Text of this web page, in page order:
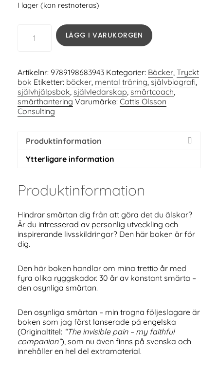
I lager (kan restnoteras)
LÄGG I VARUKORGEN
Artikelnr: 9789198683943 Kategorier: Böcker, Tryckt
bok Etiketter: böcker, mental träning, självbiografi,
självhjälpsbok, självledarskap, smärtcoach,
smärthantering Varumärke: Cattis Olsson
Consulting
Produktinformation
Ytterligare information
Produktinformation
Hindrar smärtan dig från att göra det du älskar?
Är du intresserad av personlig utveckling och
inspirerande livsskildringar? Den här boken är för
dig.
Den här boken handlar om mina trettio år med
fyra olika ryggskador. 30 år av konstant smärta –
den osynliga smärtan.
Den osynliga smärtan – min trogna följeslagare är
boken som jag först lanserade på engelska
(Originaltitel: “The invisible pain – my faithful
companion”), som nu även finns på svenska och
innehåller en hel del extramaterial.